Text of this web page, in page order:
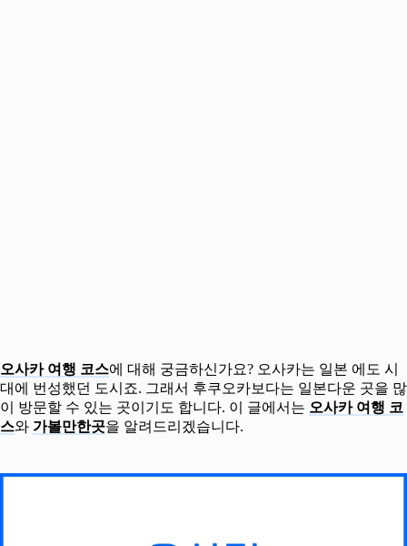
오사카 여행 코스에 대해 궁금하신가요? 오사카는 일본 에도 시
대에 번성했던 도시죠. 그래서 후쿠오카보다는 일본다운 곳을 많
이 방문할 수 있는 곳이기도 합니다. 이 글에서는 오사카 여행 코
스와 가볼만한곳을 알려드리겠습니다.